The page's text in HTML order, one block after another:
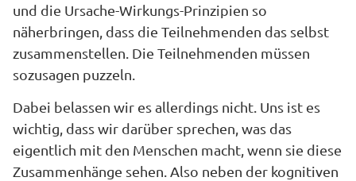
und die Ursache-Wirkungs-Prinzipien so
näherbringen, dass die Teilnehmenden das selbst
zusammenstellen. Die Teilnehmenden müssen
sozusagen puzzeln.
Dabei belassen wir es allerdings nicht. Uns ist es
wichtig, dass wir darüber sprechen, was das
eigentlich mit den Menschen macht, wenn sie diese
Zusammenhänge sehen. Also neben der kognitiven